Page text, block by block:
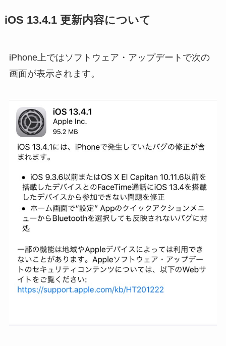
iOS 13.4.1 更新内容について
iPhone上ではソフトウェア・アップデートで次の
画面が表示されます。